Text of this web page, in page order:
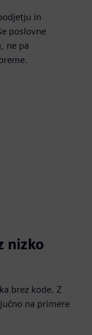
in
poslovne
ne pa
nizko
brez kode. Z
na primere